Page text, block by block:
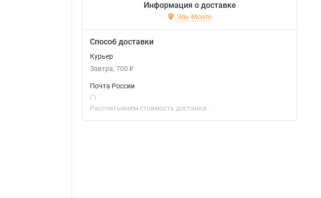
Информация о доставке
Эль-Монте
Способ доставки
Курьер
Завтра 700 ₽
Почта России
Рассчитываем стоимость доставки...